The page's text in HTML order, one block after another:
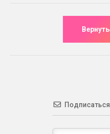
Подписаться